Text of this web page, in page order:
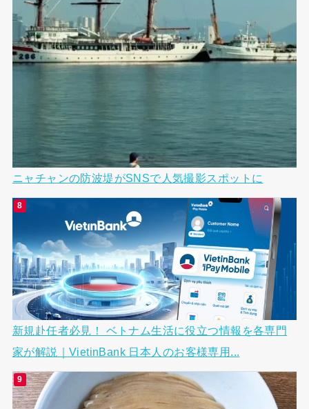
ニャチャンの防波堤がSNSで人気撮影スポットに
新規赴任者必見！ ベトナム生活に役立つ情報を各専門
家が解説｜VietinBank 日本人のお客様専用...